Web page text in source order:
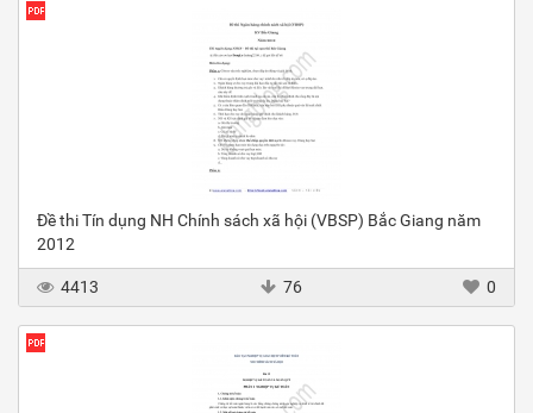
Đề thi Tín dụng NH Chính sách xã hội (VBSP) Bắc Giang năm
2012
4413 76 0